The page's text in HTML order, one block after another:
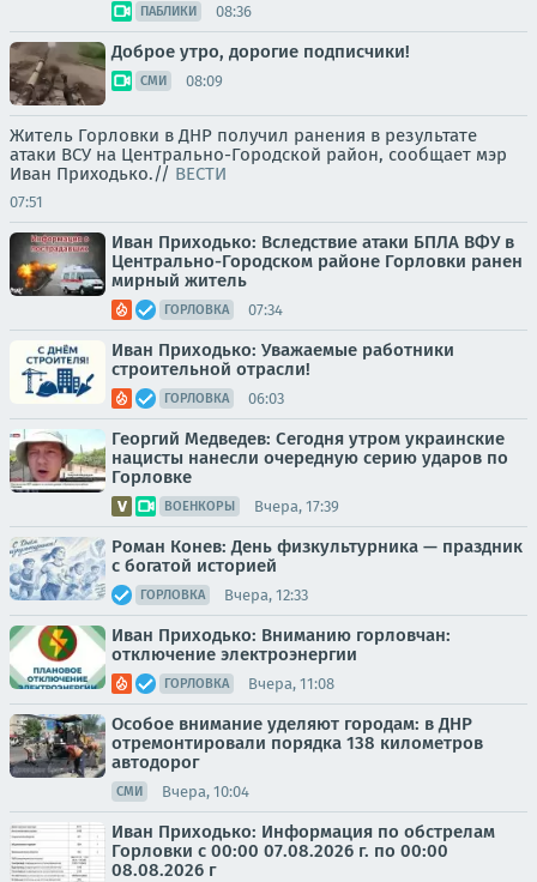
ПАБЛИКИ 08:36
Доброе утро, дорогие подписчики!
СМИ 08:09
Житель Горловки в ДНР получил ранения в результате
атаки ВСУ на Центрально-Городской район, сообщает мэр
Иван Приходько.// ВЕСТИ
07:51
Иван Приходько: Вследствие атаки БПЛА ВФУ в
Центрально-Городском районе Горловки ранен
мирный житель
ГОРЛОВКА 07:34
Иван Приходько: Уважаемые работники
строительной отрасли!
ГОРЛОВКА 06:03
Георгий Медведев: Сегодня утром украинские
нацисты нанесли очередную серию ударов по
Горловке
ВОЕНКОРЫ Вчера, 17:39
Роман Конев: День физкультурника — праздник
с богатой историей
ГОРЛОВКА Вчера, 12:33
Иван Приходько: Вниманию горловчан:
отключение электроэнергии
ГОРЛОВКА Вчера, 11:08
Особое внимание уделяют городам: в ДНР
отремонтировали порядка 138 километров
автодорог
СМИ Вчера, 10:04
Иван Приходько: Информация по обстрелам
Горловки с 00:00 07.08.2026 г. по 00:00
08.08.2026 г